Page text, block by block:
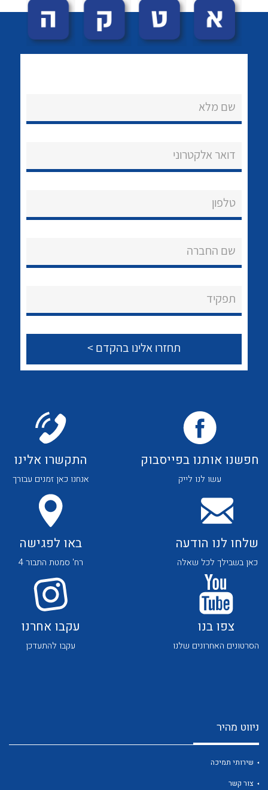
הצוות שלנו
שירותי תמיכה
לכל מוצרי היצרן לכל מוצרי היצרן
לכל מוצרי היצרן לכל מוצרי היצרן
לכל מוצרי היצרן לכל מוצרי היצרן
לכל מוצרי היצרן
שם מלא
דואר אלקטרוני
טלפון
שם החברה
תפקיד
חפשנו אותנו בפייסבוק
עשו לנו לייק
התקשרו אלינו
אנחנו כאן זמנים עבורך
שלחו לנו הודעה
כאן בשבילך לכל שאלה
באו לפגישה
רח' סמטת התבור 4
צפו בנו
הסרטונים האחרונים שלנו
עקבו אחרנו
עקבו להתעדכן
ניווט מהיר
שירותי תמיכה
צור קשר